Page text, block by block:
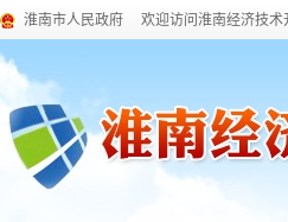
淮南市人民政府 欢迎访问淮南经济技术